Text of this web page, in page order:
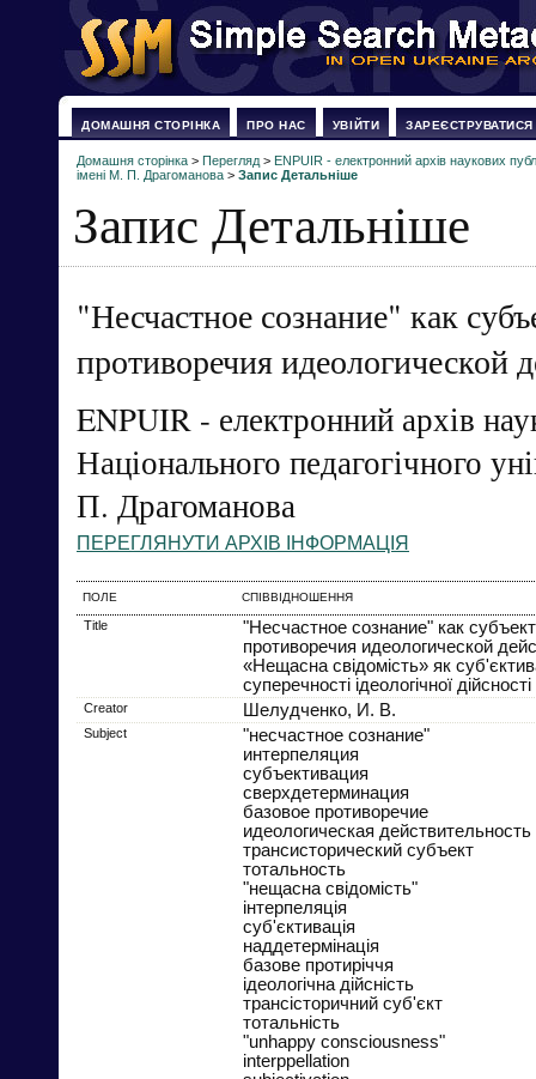
ДОМАШНЯ СТОРІНКА ПРО НАС УВІЙТИ ЗАРЕЄСТРУВАТИСЯ
Домашня сторінка > Перегляд > ENPUIR - електронний архів наукових
імені М. П. Драгоманова > Запис Детальніше
Запис Детальніше
"Несчастное сознание" как
противоречия идеологической
ENPUIR - електронний архів
Національного педагогічного
П. Драгоманова
ПЕРЕГЛЯНУТИ АРХІВ ІНФОРМАЦІЯ
ПОЛЕ СПІВВІДНОШЕННЯ
Title
"Несчастное сознание" как
противоречия идеологической
«Нещасна свідомість» як
суперечності ідеологічної дійсності
Creator Шелудченко, И. В.
Subject
"несчастное сознание"
интерпеляция
субъективация
сверхдетерминация
базовое противоречие
идеологическая действительность
трансисторический субъект
тотальность
"нещасна свідомість"
інтерпеляція
суб'єктивація
наддетермінація
базове протиріччя
ідеологічна дійсність
трансісторичний суб'єкт
тотальність
"unhappy consciousness"
interppellation